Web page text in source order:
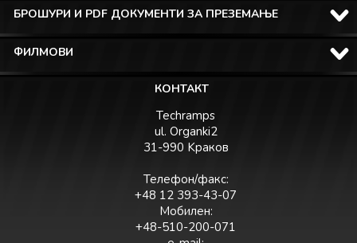
БРОШУРИ И PDF ДОКУМЕНТИ ЗА ПРЕЗЕМАЊЕ
ФИЛМОВИ
КОНТАКТ
Techramps
ul. Organki2
31-990 Kраков
Телефон/факс:
+48 12 393-43-07
Мобилен:
+48-510-200-071